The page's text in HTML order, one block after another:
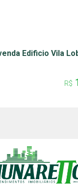
Edificio Vila
R$